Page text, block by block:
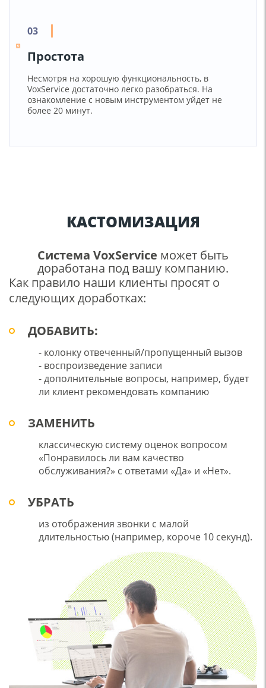
Простота
Несмотря на хорошую функциональность, в
VoxService достаточно легко разобраться. На
ознакомление с новым инструментом уйдет не
более 20 минут.
КАСТОМИЗАЦИЯ
Система VoxService может быть
доработана под вашу компанию.
Как правило наши клиенты просят о
следующих доработках:
ДОБАВИТЬ:
- колонку отвеченный/пропущенный вызов
- воспроизведение записи
- дополнительные вопросы, например, будет
ли клиент рекомендовать компанию
ЗАМЕНИТЬ
классическую систему оценок вопросом
«Понравилось ли вам качество
обслуживания?» с ответами «Да» и «Нет».
УБРАТЬ
из отображения звонки с малой
длительностью (например, короче 10 секунд).